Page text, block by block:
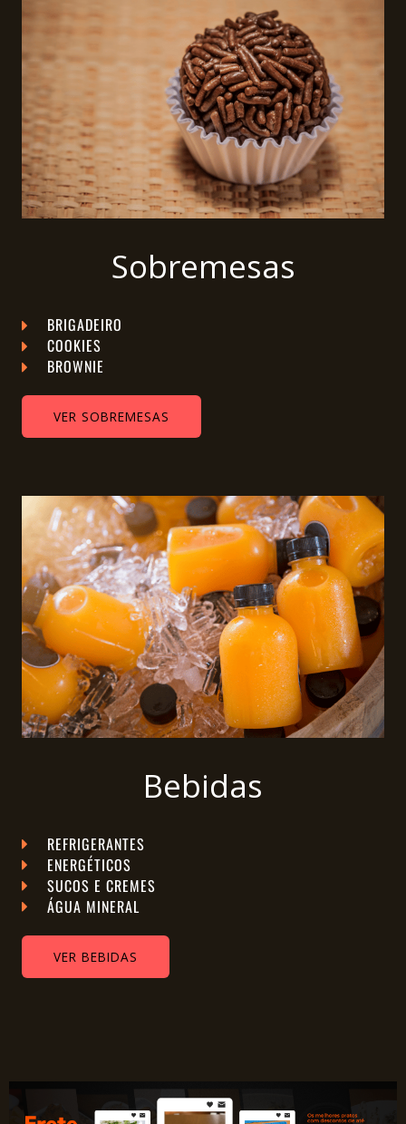
Sobremesas
BRIGADEIRO
COOKIES
BROWNIE
VER SOBREMESAS
Bebidas
REFRIGERANTES
ENERGÉTICOS
SUCOS E CREMES
ÁGUA MINERAL
VER BEBIDAS